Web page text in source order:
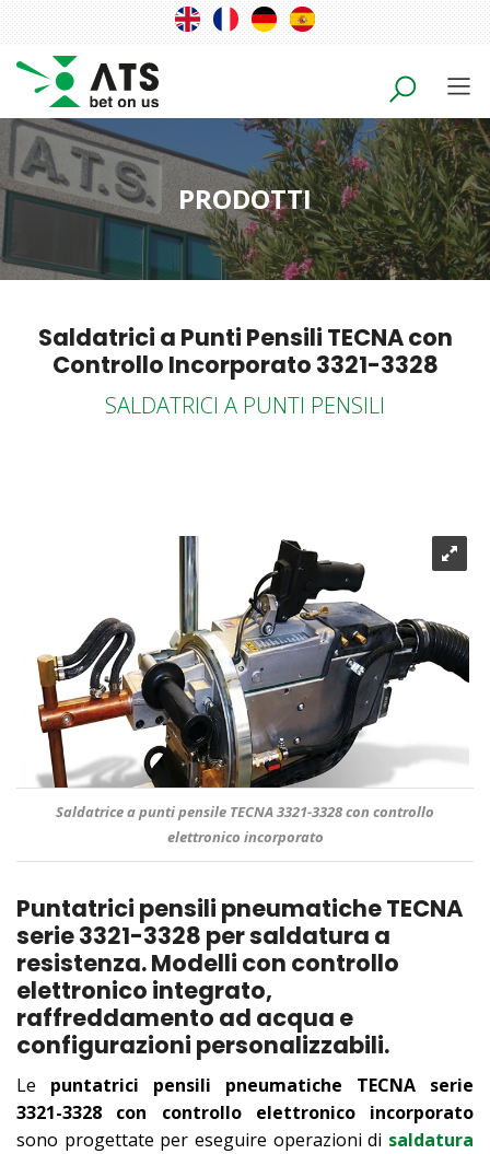
PRODOTTI
Saldatrici a Punti Pensili TECNA con
Controllo Incorporato 3321-3328
SALDATRICI A PUNTI PENSILI
Saldatrice a punti pensile TECNA 3321-3328 con controllo
elettronico incorporato
Puntatrici pensili pneumatiche TECNA
serie 3321-3328 per saldatura a
resistenza. Modelli con controllo
elettronico integrato,
raffreddamento ad acqua e
configurazioni personalizzabili.
Le puntatrici pensili pneumatiche TECNA serie
3321-3328 con controllo elettronico incorporato
sono progettate per eseguire operazioni di saldatura